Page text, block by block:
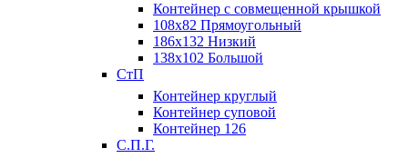
Контейнер с совмещенной крышкой
108х82 Прямоугольный
186х132 Низкий
138х102 Большой
СтП
Контейнер круглый
Контейнер суповой
Контейнер 126
С.П.Г.